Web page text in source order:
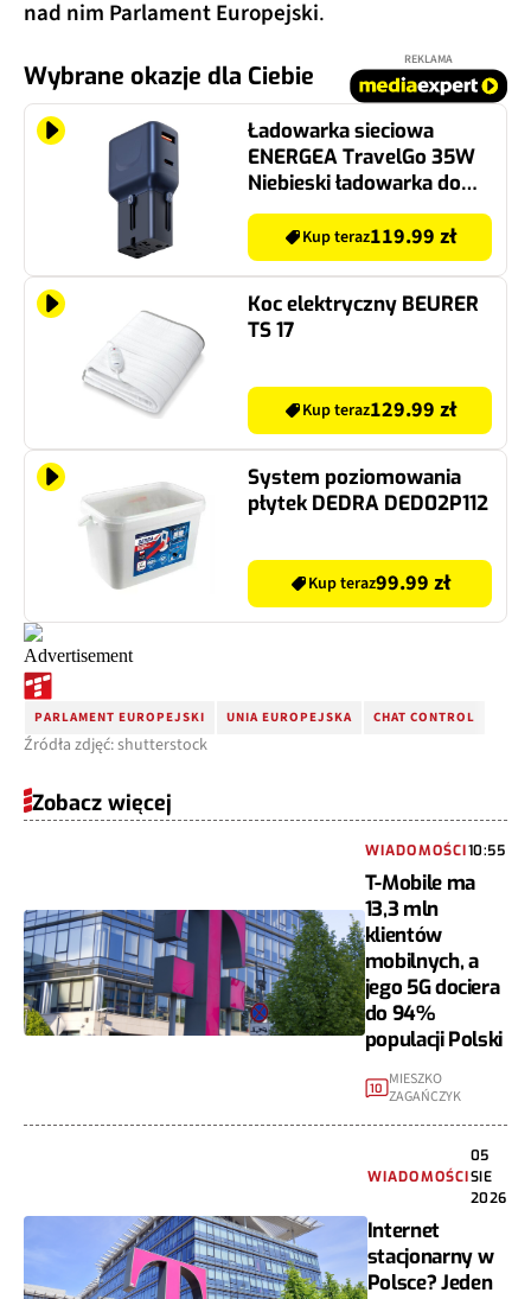
nad nim Parlament Europejski.
Wybrane okazje dla Ciebie
REKLAMA
Ładowarka sieciowa
ENERGEA TravelGo 35W
Niebieski ładowarka do
telefonu USB, USB-C
Kup teraz119.99 zł
Koc elektryczny BEURER
TS 17
Kup teraz129.99 zł
System poziomowania
płytek DEDRA DED02P112
Kup teraz99.99 zł
PARLAMENT EUROPEJSKI UNIA EUROPEJSKA CHAT CONTROL
Źródła zdjęć: shutterstock
Zobacz więcej
WIADOMOŚCI10:55
T-Mobile ma
13,3 mln
klientów
mobilnych, a
jego 5G dociera
do 94%
populacji Polski
10 MIESZKO
ZAGAŃCZYK
WIADOMOŚCI
05
SIE
2026
Internet
stacjonarny w
Polsce? Jeden